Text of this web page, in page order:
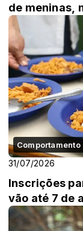
de meninas,
Comportamento
31/07/2026
Inscrições
vão até 7 de